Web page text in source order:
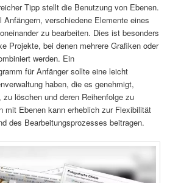
Tipp stellt die Benutzung von Ebenen.
Anfängern, verschiedene Elemente eines
zu bearbeiten. Dies ist besonders
Projekte, bei denen mehrere Grafiken oder
werden. Ein
für Anfänger sollte eine leicht
haben, die es genehmigt,
zu löschen und deren Reihenfolge zu
mit Ebenen kann erheblich zur Flexibilität
des Bearbeitungsprozesses beitragen.